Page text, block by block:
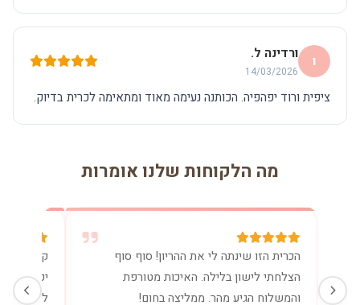
ו ורדינה ל.
14/03/2026
ציפית ורוד יפהפיה. הכותנה נעימה מאוד ומתאימה לכרית בדיוק.
מה הלקוחות שלנו אומרות
הכרית הזו שינתה לי את ההריון! סוף סוף
הצלחתי לישון בלילה. האיכות מטורפת
והמשלוח הגיע מהר. ממליצה בחום!
קניתי
יכולה
להנקה.